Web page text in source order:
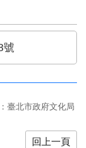
號
臺北市政府文化局
回上一頁